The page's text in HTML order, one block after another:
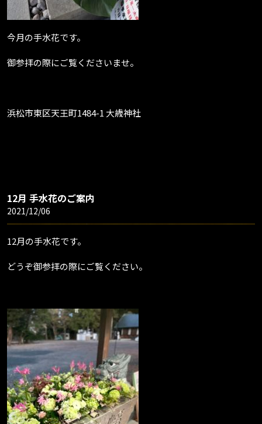
今月の手水花です。
御参拝の際にご覧くださいませ。
浜松市東区天王町1484-1 大歳神社
12月 手水花のご案内
2021/12/06
12月の手水花です。
どうぞ御参拝の際にご覧ください。